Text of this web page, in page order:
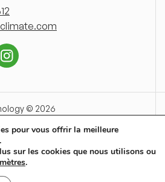
© 2026
de Vente
pour vous offrir la meilleure
sur les cookies que nous utilisons ou
.